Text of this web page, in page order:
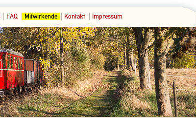
FAQ Mitwirkende Kontakt Impressum